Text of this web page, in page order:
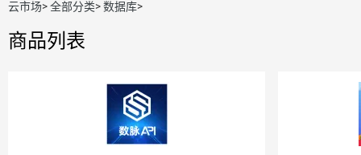
云市场>全部分类>数据库>
商品列表